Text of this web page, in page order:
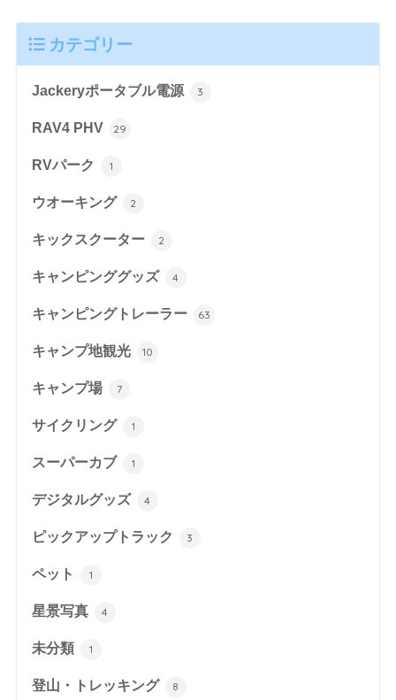
カテゴリー
Jackeryポータブル電源 3
RAV4 PHV 29
RVパーク 1
ウオーキング 2
キックスクーター 2
キャンピンググッズ 4
キャンピングトレーラー 63
キャンプ地観光 10
キャンプ場 7
サイクリング 1
スーパーカブ 1
デジタルグッズ 4
ピックアップトラック 3
ペット 1
星景写真 4
未分類 1
登山・トレッキング 8